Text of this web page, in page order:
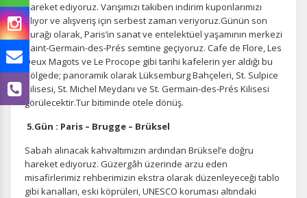
hareket ediyoruz. Varışımızı takiben indirim kuponlarımızı
alıyor ve alışveriş için serbest zaman veriyoruz.Günün son
durağı olarak, Paris’in sanat ve entelektüel yaşamının merkezi
Saint-Germain-des-Prés semtine geçiyoruz. Cafe de Flore, Les
Deux Magots ve Le Procope gibi tarihi kafelerin yer aldığı bu
bölgede; panoramik olarak Lüksemburg Bahçeleri, St. Sulpice
Kilisesi, St. Michel Meydanı ve St. Germain-des-Prés Kilisesi
görülecektir.Tur bitiminde otele dönüş.
5.Gün : Paris – Brugge – Brüksel
Sabah alınacak kahvaltımızın ardından Brüksel’e doğru
hareket ediyoruz. Güzergâh üzerinde arzu eden
misafirlerimiz rehberimizin ekstra olarak düzenleyeceği tablo
gibi kanalları, eski köprüleri, UNESCO koruması altındaki